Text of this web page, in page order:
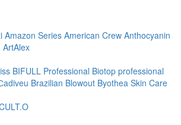
Amazon Series American Crew Anthocyanin
ArtAlex
BIFULL Professional Biotop professional
Brazilian Blowout Byothea Skin Care